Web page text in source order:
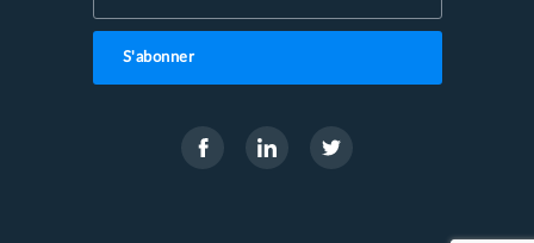
S'abonner